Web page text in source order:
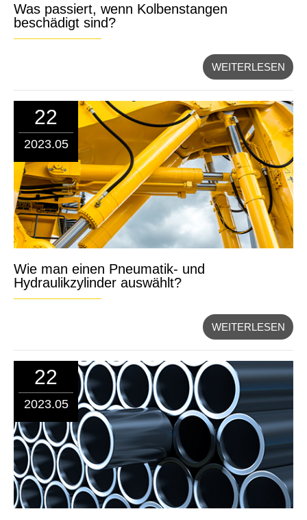
Was passiert, wenn Kolbenstangen
beschädigt sind?
WEITERLESEN
22
2023.05
Wie man einen Pneumatik- und
Hydraulikzylinder auswählt?
WEITERLESEN
22
2023.05